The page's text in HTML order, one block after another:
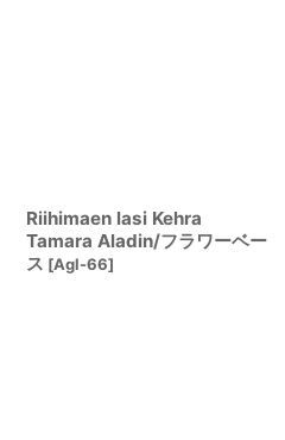
Riihimaen lasi Kehra
Tamara Aladin/フラワーベー
ス [Agl-66]